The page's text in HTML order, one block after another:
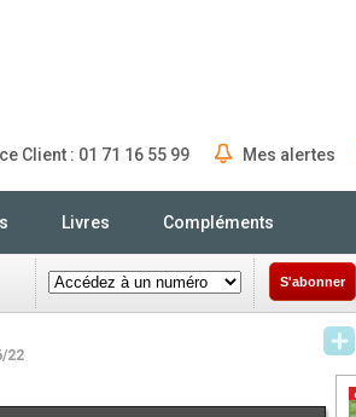
Client : 01 71 16 55 99 Mes alertes
Livres Compléments
S'abonner
22